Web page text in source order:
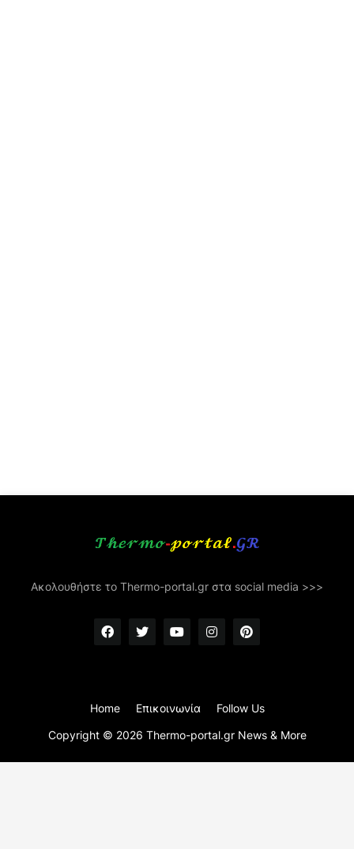
Ακολουθήστε το Thermo-portal.gr στα social media >>>
Copyright © 2026 Thermo-portal.gr News & More
Home Επικοινωνία Follow Us